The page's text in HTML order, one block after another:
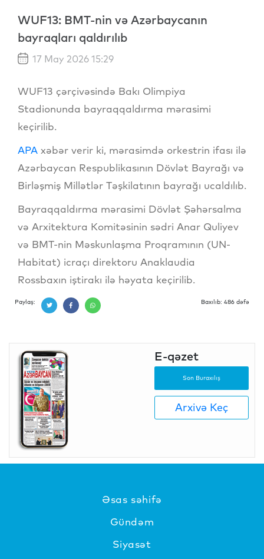
WUF13: BMT-nin və Azərbaycanın
bayraqları qaldırılıb
17 May 2026 15:29
WUF13 çərçivəsində Bakı Olimpiya
Stadionunda bayraqqaldırma mərasimi
keçirilib.
APA xəbər verir ki, mərasimdə orkestrin ifası ilə
Azərbaycan Respublikasının Dövlət Bayrağı və
Birləşmiş Millətlər Təşkilatının bayrağı ucaldılıb.
Bayraqqaldırma mərasimi Dövlət Şəhərsalma
və Arxitektura Komitəsinin sədri Anar Quliyev
və BMT-nin Məskunlaşma Proqramının (UN-
Habitat) icraçı direktoru Anaklaudia
Rossbaxın iştirakı ilə həyata keçirilib.
Paylaş: Baxılıb: 486 dəfə
E-qəzet
Son Buraxılış
Arxivə Keç
Əsas səhifə
Gündəm
Siyasət